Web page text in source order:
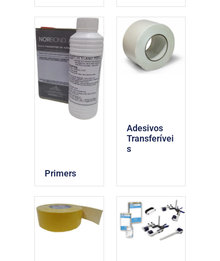
Primers
Adesivos
Transferívei
s